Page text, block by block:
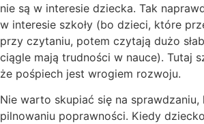
nie są w interesie dziecka. Tak
w interesie szkoły (bo dzieci, które
przy czytaniu, potem czytają dużo
ciągle mają trudności w nauce). Tutaj
że pośpiech jest wrogiem rozwoju.
Nie warto skupiać się na sprawdzaniu,
pilnowaniu poprawności. Kiedy